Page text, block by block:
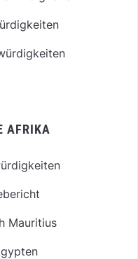
AFRIKA
Mauritius